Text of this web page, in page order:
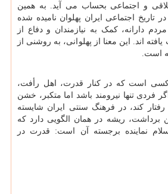
و اجتماعی بحساب می آید. به همین
تاریخ اجتماعی ایران پهلوان نامیده شده
دارانه، کمک به نیازمندان و دفاع از
اند. این معنا از پهلوانی، به روشنی از
است.
کسی است که در کنار قدرت، اهل رأفت،
فردی تنها نیرومند باشد اما متکبر، خشن
کند، در فرهنگ سنتی ایران شایسته
برداشت، ریشه در همان الگویی دارد که
نماینده برجسته آن است: قدرت در